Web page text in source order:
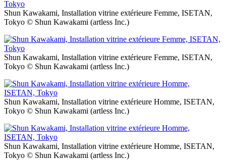
Shun Kawakami, Installation vitrine extérieure Femme, ISETAN,
Tokyo © Shun Kawakami (artless Inc.)
Shun Kawakami, Installation vitrine extérieure Femme, ISETAN,
Tokyo © Shun Kawakami (artless Inc.)
Shun Kawakami, Installation vitrine extérieure Homme, ISETAN,
Tokyo © Shun Kawakami (artless Inc.)
Shun Kawakami, Installation vitrine extérieure Homme, ISETAN,
Tokyo © Shun Kawakami (artless Inc.)